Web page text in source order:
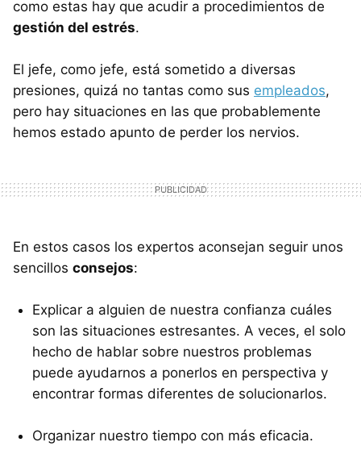
como estas hay que acudir a procedimientos de
gestión del estrés.
El jefe, como jefe, está sometido a diversas
presiones, quizá no tantas como sus empleados,
pero hay situaciones en las que probablemente
hemos estado apunto de perder los nervios.
En estos casos los expertos aconsejan seguir unos
sencillos consejos:
Explicar a alguien de nuestra confianza cuáles
son las situaciones estresantes. A veces, el solo
hecho de hablar sobre nuestros problemas
puede ayudarnos a ponerlos en perspectiva y
encontrar formas diferentes de solucionarlos.
Organizar nuestro tiempo con más eficacia.